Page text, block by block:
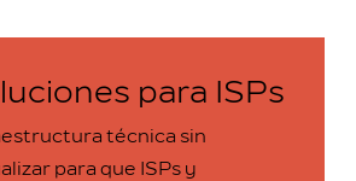
para ISPs
técnica sin
para que ISPs y